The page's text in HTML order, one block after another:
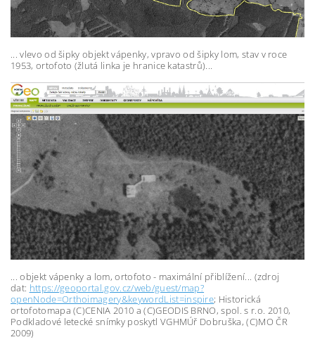
... vlevo od šipky objekt vápenky, vpravo od šipky lom, stav v roce
1953, ortofoto (žlutá linka je hranice katastrů)...
... objekt vápenky a lom, ortofoto - maximální přiblížení... (zdroj
dat: https://geoportal.gov.cz/web/guest/map?
openNode=Orthoimagery&keywordList=inspire; Historická
ortofotomapa (C)CENIA 2010 a (C)GEODIS BRNO, spol. s r.o. 2010,
Podkladové letecké snímky poskytl VGHMÚř Dobruška, (C)MO ČR
2009)